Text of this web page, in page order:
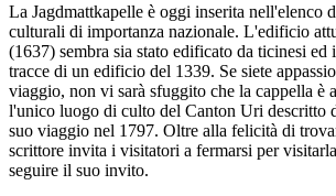
La Jagdmattkapelle è oggi inserita nell'elenco
culturali di importanza nazionale. L'edificio
(1637) sembra sia stato edificato da ticinesi
tracce di un edificio del 1339. Se siete
viaggio, non vi sarà sfuggito che la cappella è
l'unico luogo di culto del Canton Uri descritto
suo viaggio nel 1797. Oltre alla felicità di
scrittore invita i visitatori a fermarsi per
seguire il suo invito.